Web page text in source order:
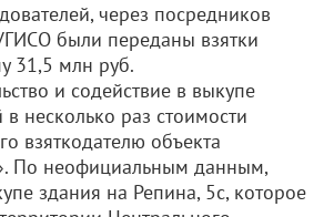
через посредников
были переданы взятки
31,5 млн руб.
и содействие в выкупе
несколько раз стоимости
взяткодателю объекта
По неофициальным данным,
здания на Репина, 5с, которое